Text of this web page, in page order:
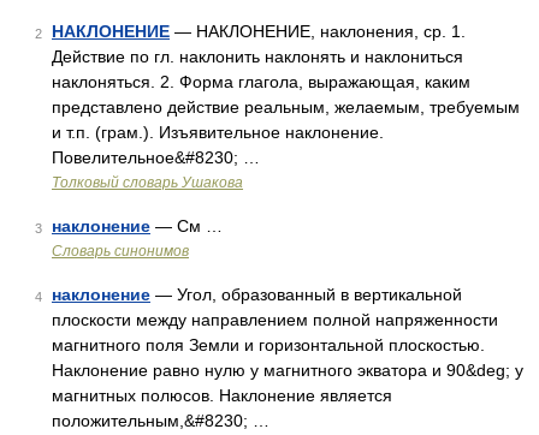
2 НАКЛОНЕНИЕ — НАКЛОНЕНИЕ, наклонения, ср. 1.
Действие по гл. наклонить наклонять и наклониться
наклоняться. 2. Форма глагола, выражающая, каким
представлено действие реальным, желаемым, требуемым
и т.п. (грам.). Изъявительное наклонение.
Повелительное&#8230; …
Толковый словарь Ушакова
3 наклонение — См …
Словарь синонимов
4 наклонение — Угол, образованный в вертикальной
плоскости между направлением полной напряженности
магнитного поля Земли и горизонтальной плоскостью.
Наклонение равно нулю у магнитного экватора и 90&deg; у
магнитных полюсов. Наклонение является
положительным,&#8230; …